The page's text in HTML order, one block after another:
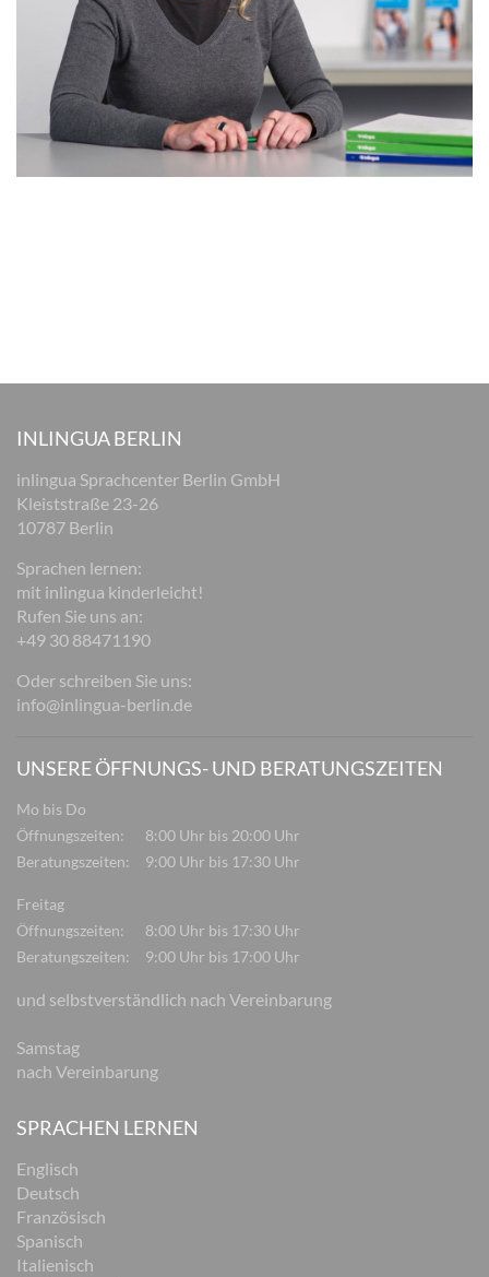
INLINGUA BERLIN
inlingua Sprachcenter Berlin GmbH
Kleiststraße 23-26
10787 Berlin
Sprachen lernen:
mit inlingua kinderleicht!
Rufen Sie uns an:
+49 30 88471190
Oder schreiben Sie uns:
info@inlingua-berlin.de
UNSERE ÖFFNUNGS- UND BERATUNGSZEITEN
Mo bis Do
Öffnungszeiten:
8:00 Uhr bis 20:00 Uhr
Beratungszeiten:
9:00 Uhr bis 17:30 Uhr
Freitag
Öffnungszeiten:
8:00 Uhr bis 17:30 Uhr
Beratungszeiten:
9:00 Uhr bis 17:00 Uhr
und selbstverständlich nach Vereinbarung
Samstag
nach Vereinbarung
SPRACHEN LERNEN
Englisch
Deutsch
Französisch
Spanisch
Italienisch